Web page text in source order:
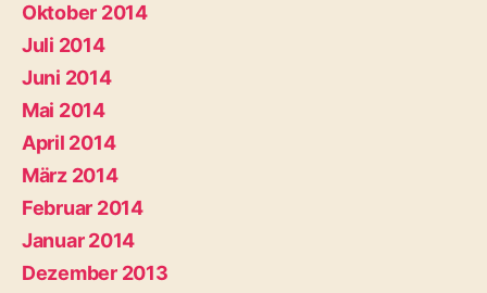
Oktober 2014
Juli 2014
Juni 2014
Mai 2014
April 2014
März 2014
Februar 2014
Januar 2014
Dezember 2013